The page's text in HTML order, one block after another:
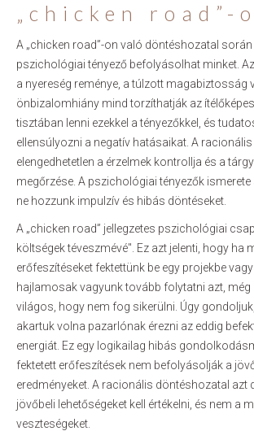
„chicken road”-
A „chicken road”-on való döntéshozatal
pszichológiai tényező befolyásolhat minket.
a nyereség reménye, a túlzott magabiztosság
önbizalomhiány mind torzíthatják az
tisztában lenni ezekkel a tényezőkkel, és
ellensúlyozni a negatív hatásaikat. A
elengedhetetlen a érzelmek kontrollja és a
megőrzése. A pszichológiai tényezők
ne hozzunk impulzív és hibás döntéseket.
A „chicken road” jellegzetes pszichológiai
költségek téveszmévé". Ez azt jelenti, hogy ha
erőfeszítéseket fektettünk be egy projekbe
hajlamosak vagyunk tovább folytatni azt, még
világos, hogy nem fog sikerülni. Úgy
akartuk volna pazarlónak érezni az eddig
energiát. Ez egy logikailag hibás
fektetett erőfeszítések nem befolyásolják a
eredményeket. A racionális döntéshozatal azt
jövőbeli lehetőségeket kell értékelni, és nem a
veszteségeket.